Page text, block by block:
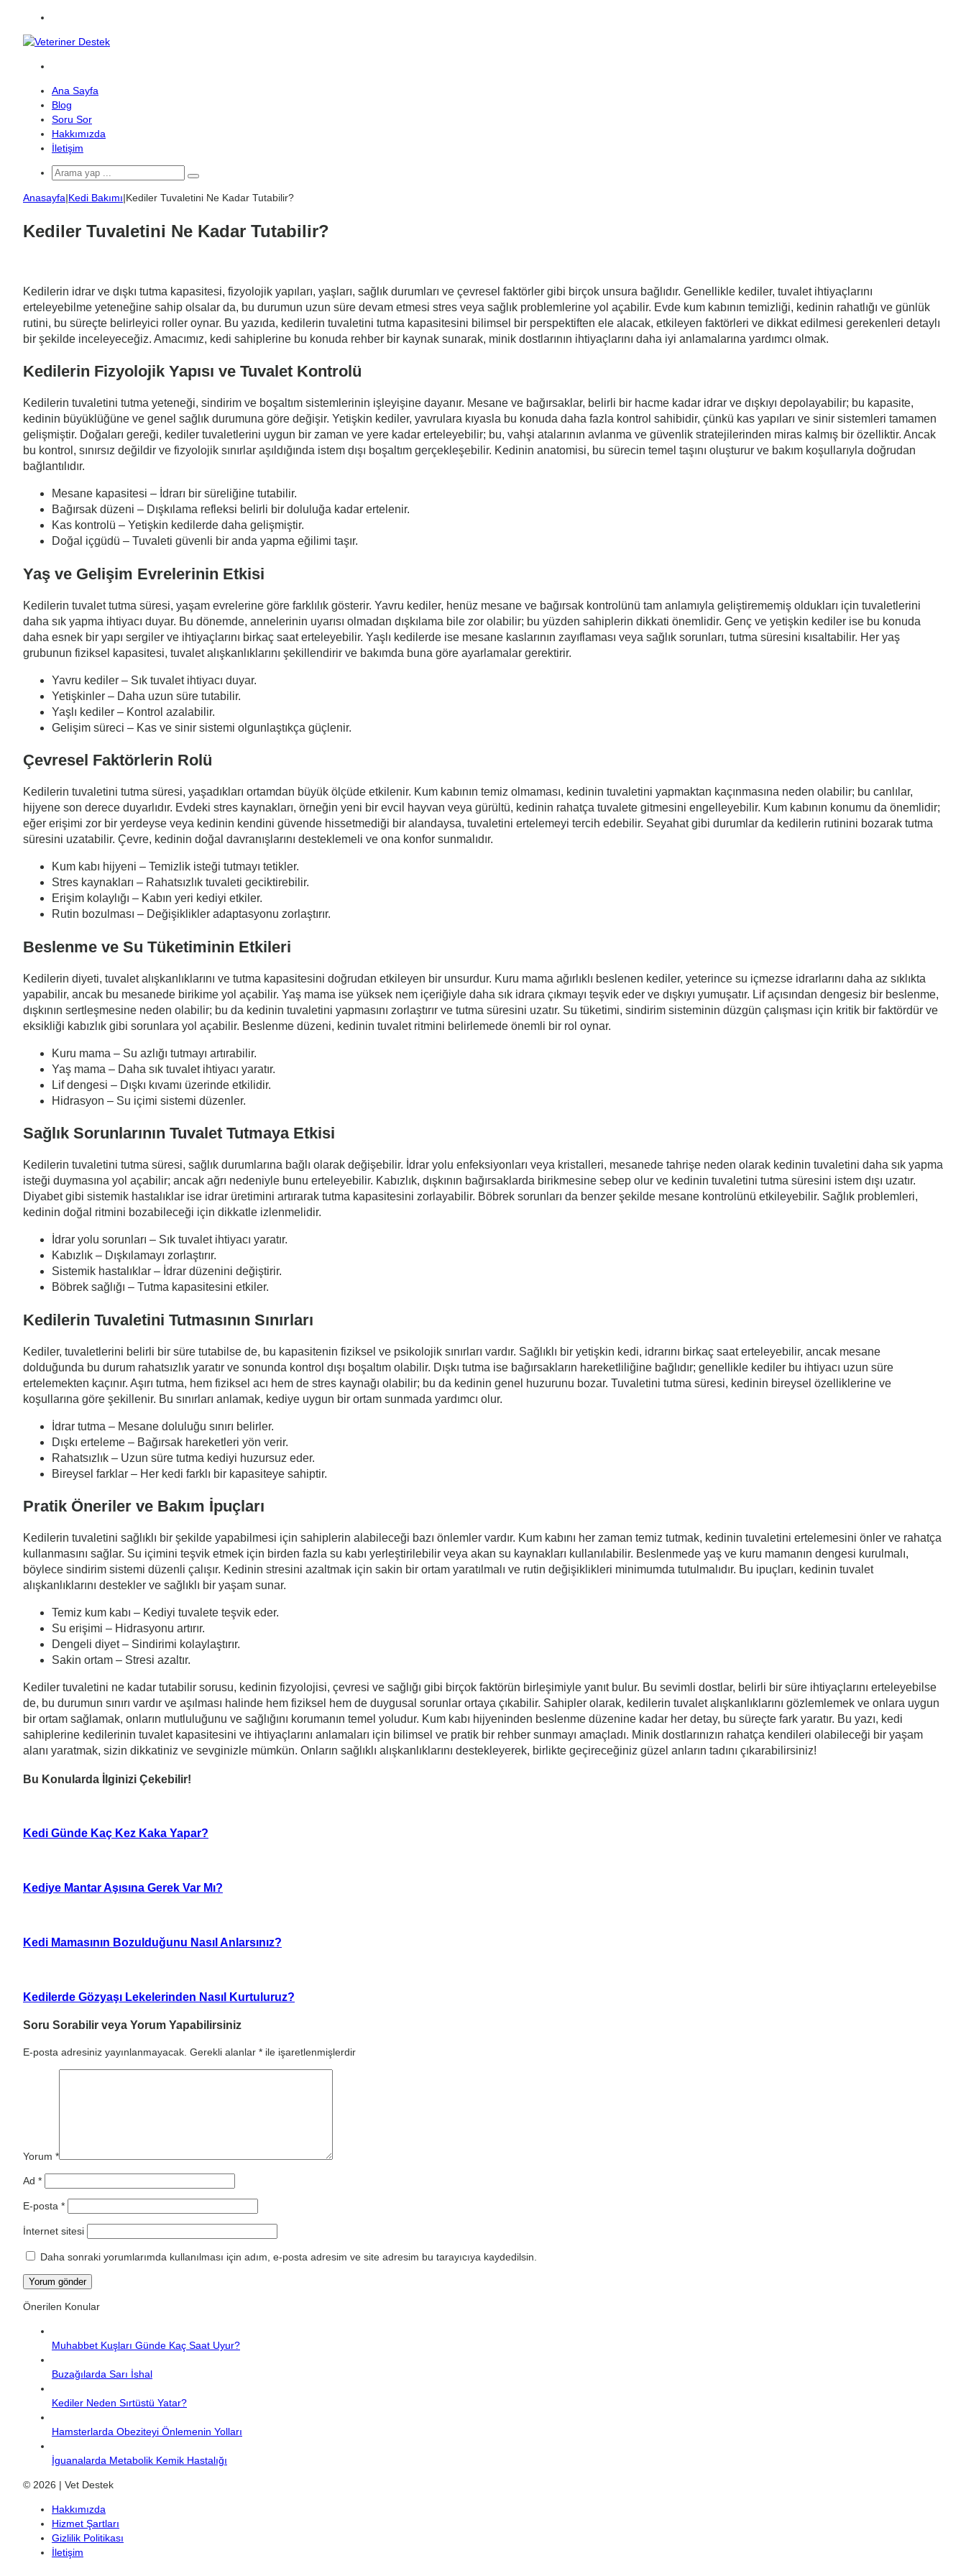
...
Ana Sayfa
Blog
Soru Sor
Hakkımızda
İletişim
Arama
yap
...
Anasayfa|Kedi Bakımı|Kediler Tuvaletini Ne Kadar Tutabilir?
Kediler Tuvaletini Ne Kadar Tutabilir?
Kedilerin idrar ve dışkı tutma kapasitesi, fizyolojik yapıları, yaşları, sağlık durumları ve çevresel faktörler gibi birçok unsura bağlıdır. Genellikle kediler, tuvalet ihtiyaçlarını
erteleyebilme yeteneğine sahip olsalar da, bu durumun uzun süre devam etmesi stres veya sağlık problemlerine yol açabilir. Evde kum kabının temizliği, kedinin rahatlığı ve günlük
rutini, bu süreçte belirleyici roller oynar. Bu yazıda, kedilerin tuvaletini tutma kapasitesini bilimsel bir perspektiften ele alacak, etkileyen faktörleri ve dikkat edilmesi gerekenleri detaylı
bir şekilde inceleyeceğiz. Amacımız, kedi sahiplerine bu konuda rehber bir kaynak sunarak, minik dostlarının ihtiyaçlarını daha iyi anlamalarına yardımcı olmak.
Kedilerin Fizyolojik Yapısı ve Tuvalet Kontrolü
Kedilerin tuvaletini tutma yeteneği, sindirim ve boşaltım sistemlerinin işleyişine dayanır. Mesane ve bağırsaklar, belirli bir hacme kadar idrar ve dışkıyı depolayabilir; bu kapasite,
kedinin büyüklüğüne ve genel sağlık durumuna göre değişir. Yetişkin kediler, yavrulara kıyasla bu konuda daha fazla kontrol sahibidir, çünkü kas yapıları ve sinir sistemleri tamamen
gelişmiştir. Doğaları gereği, kediler tuvaletlerini uygun bir zaman ve yere kadar erteleyebilir; bu, vahşi atalarının avlanma ve güvenlik stratejilerinden miras kalmış bir özelliktir. Ancak
bu kontrol, sınırsız değildir ve fizyolojik sınırlar aşıldığında istem dışı boşaltım gerçekleşebilir. Kedinin anatomisi, bu sürecin temel taşını oluşturur ve bakım koşullarıyla doğrudan
bağlantılıdır.
Mesane kapasitesi – İdrarı bir süreliğine tutabilir.
Bağırsak düzeni – Dışkılama refleksi belirli bir doluluğa kadar ertelenir.
Kas kontrolü – Yetişkin kedilerde daha gelişmiştir.
Doğal içgüdü – Tuvaleti güvenli bir anda yapma eğilimi taşır.
Yaş ve Gelişim Evrelerinin Etkisi
Kedilerin tuvalet tutma süresi, yaşam evrelerine göre farklılık gösterir. Yavru kediler, henüz mesane ve bağırsak kontrolünü tam anlamıyla geliştirememiş oldukları için tuvaletlerini
daha sık yapma ihtiyacı duyar. Bu dönemde, annelerinin uyarısı olmadan dışkılama bile zor olabilir; bu yüzden sahiplerin dikkati önemlidir. Genç ve yetişkin kediler ise bu konuda
daha esnek bir yapı sergiler ve ihtiyaçlarını birkaç saat erteleyebilir. Yaşlı kedilerde ise mesane kaslarının zayıflaması veya sağlık sorunları, tutma süresini kısaltabilir. Her yaş
grubunun fiziksel kapasitesi, tuvalet alışkanlıklarını şekillendirir ve bakımda buna göre ayarlamalar gerektirir.
Yavru kediler – Sık tuvalet ihtiyacı duyar.
Yetişkinler – Daha uzun süre tutabilir.
Yaşlı kediler – Kontrol azalabilir.
Gelişim süreci – Kas ve sinir sistemi olgunlaştıkça güçlenir.
Çevresel Faktörlerin Rolü
Kedilerin tuvaletini tutma süresi, yaşadıkları ortamdan büyük ölçüde etkilenir. Kum kabının temiz olmaması, kedinin tuvaletini yapmaktan kaçınmasına neden olabilir; bu canlılar,
hijyene son derece duyarlıdır. Evdeki stres kaynakları, örneğin yeni bir evcil hayvan veya gürültü, kedinin rahatça tuvalete gitmesini engelleyebilir. Kum kabının konumu da önemlidir;
eğer erişimi zor bir yerdeyse veya kedinin kendini güvende hissetmediği bir alandaysa, tuvaletini ertelemeyi tercih edebilir. Seyahat gibi durumlar da kedilerin rutinini bozarak tutma
süresini uzatabilir. Çevre, kedinin doğal davranışlarını desteklemeli ve ona konfor sunmalıdır.
Kum kabı hijyeni – Temizlik isteği tutmayı tetikler.
Stres kaynakları – Rahatsızlık tuvaleti geciktirebilir.
Erişim kolaylığı – Kabın yeri kediyi etkiler.
Rutin bozulması – Değişiklikler adaptasyonu zorlaştırır.
Beslenme ve Su Tüketiminin Etkileri
Kedilerin diyeti, tuvalet alışkanlıklarını ve tutma kapasitesini doğrudan etkileyen bir unsurdur. Kuru mama ağırlıklı beslenen kediler, yeterince su içmezse idrarlarını daha az sıklıkta
yapabilir, ancak bu mesanede birikime yol açabilir. Yaş mama ise yüksek nem içeriğiyle daha sık idrara çıkmayı teşvik eder ve dışkıyı yumuşatır. Lif açısından dengesiz bir beslenme,
dışkının sertleşmesine neden olabilir; bu da kedinin tuvaletini yapmasını zorlaştırır ve tutma süresini uzatır. Su tüketimi, sindirim sisteminin düzgün çalışması için kritik bir faktördür ve
eksikliği kabızlık gibi sorunlara yol açabilir. Beslenme düzeni, kedinin tuvalet ritmini belirlemede önemli bir rol oynar.
Kuru mama – Su azlığı tutmayı artırabilir.
Yaş mama – Daha sık tuvalet ihtiyacı yaratır.
Lif dengesi – Dışkı kıvamı üzerinde etkilidir.
Hidrasyon – Su içimi sistemi düzenler.
Sağlık Sorunlarının Tuvalet Tutmaya Etkisi
Kedilerin tuvaletini tutma süresi, sağlık durumlarına bağlı olarak değişebilir. İdrar yolu enfeksiyonları veya kristalleri, mesanede tahrişe neden olarak kedinin tuvaletini daha sık yapma
isteği duymasına yol açabilir; ancak ağrı nedeniyle bunu erteleyebilir. Kabızlık, dışkının bağırsaklarda birikmesine sebep olur ve kedinin tuvaletini tutma süresini istem dışı uzatır.
Diyabet gibi sistemik hastalıklar ise idrar üretimini artırarak tutma kapasitesini zorlayabilir. Böbrek sorunları da benzer şekilde mesane kontrolünü etkileyebilir. Sağlık problemleri,
kedinin doğal ritmini bozabileceği için dikkatle izlenmelidir.
İdrar yolu sorunları – Sık tuvalet ihtiyacı yaratır.
Kabızlık – Dışkılamayı zorlaştırır.
Sistemik hastalıklar – İdrar düzenini değiştirir.
Böbrek sağlığı – Tutma kapasitesini etkiler.
Kedilerin Tuvaletini Tutmasının Sınırları
Kediler, tuvaletlerini belirli bir süre tutabilse de, bu kapasitenin fiziksel ve psikolojik sınırları vardır. Sağlıklı bir yetişkin kedi, idrarını birkaç saat erteleyebilir, ancak mesane
dolduğunda bu durum rahatsızlık yaratır ve sonunda kontrol dışı boşaltım olabilir. Dışkı tutma ise bağırsakların hareketliliğine bağlıdır; genellikle kediler bu ihtiyacı uzun süre
ertelemekten kaçınır. Aşırı tutma, hem fiziksel acı hem de stres kaynağı olabilir; bu da kedinin genel huzurunu bozar. Tuvaletini tutma süresi, kedinin bireysel özelliklerine ve
koşullarına göre şekillenir. Bu sınırları anlamak, kediye uygun bir ortam sunmada yardımcı olur.
İdrar tutma – Mesane doluluğu sınırı belirler.
Dışkı erteleme – Bağırsak hareketleri yön verir.
Rahatsızlık – Uzun süre tutma kediyi huzursuz eder.
Bireysel farklar – Her kedi farklı bir kapasiteye sahiptir.
Pratik Öneriler ve Bakım İpuçları
Kedilerin tuvaletini sağlıklı bir şekilde yapabilmesi için sahiplerin alabileceği bazı önlemler vardır. Kum kabını her zaman temiz tutmak, kedinin tuvaletini ertelemesini önler ve rahatça
kullanmasını sağlar. Su içimini teşvik etmek için birden fazla su kabı yerleştirilebilir veya akan su kaynakları kullanılabilir. Beslenmede yaş ve kuru mamanın dengesi kurulmalı,
böylece sindirim sistemi düzenli çalışır. Kedinin stresini azaltmak için sakin bir ortam yaratılmalı ve rutin değişiklikleri minimumda tutulmalıdır. Bu ipuçları, kedinin tuvalet
alışkanlıklarını destekler ve sağlıklı bir yaşam sunar.
Temiz kum kabı – Kediyi tuvalete teşvik eder.
Su erişimi – Hidrasyonu artırır.
Dengeli diyet – Sindirimi kolaylaştırır.
Sakin ortam – Stresi azaltır.
Kediler tuvaletini ne kadar tutabilir sorusu, kedinin fizyolojisi, çevresi ve sağlığı gibi birçok faktörün birleşimiyle yanıt bulur. Bu sevimli dostlar, belirli bir süre ihtiyaçlarını erteleyebilse
de, bu durumun sınırı vardır ve aşılması halinde hem fiziksel hem de duygusal sorunlar ortaya çıkabilir. Sahipler olarak, kedilerin tuvalet alışkanlıklarını gözlemlemek ve onlara uygun
bir ortam sağlamak, onların mutluluğunu ve sağlığını korumanın temel yoludur. Kum kabı hijyeninden beslenme düzenine kadar her detay, bu süreçte fark yaratır. Bu yazı, kedi
sahiplerine kedilerinin tuvalet kapasitesini ve ihtiyaçlarını anlamaları için bilimsel ve pratik bir rehber sunmayı amaçladı. Minik dostlarınızın rahatça kendileri olabileceği bir yaşam
alanı yaratmak, sizin dikkatiniz ve sevginizle mümkün. Onların sağlıklı alışkanlıklarını destekleyerek, birlikte geçireceğiniz güzel anların tadını çıkarabilirsiniz!
Bu Konularda İlginizi Çekebilir!
Kedi Günde Kaç Kez Kaka Yapar?
Kediye Mantar Aşısına Gerek Var Mı?
Kedi Mamasının Bozulduğunu Nasıl Anlarsınız?
Kedilerde Gözyaşı Lekelerinden Nasıl Kurtuluruz?
Soru Sorabilir veya Yorum Yapabilirsiniz
E-posta adresiniz yayınlanmayacak. Gerekli alanlar * ile işaretlenmişlerdir
Yorum *
Ad *
E-posta *
İnternet sitesi
Daha sonraki yorumlarımda kullanılması için adım, e-posta adresim ve site adresim bu tarayıcıya kaydedilsin.
Önerilen Konular
Muhabbet Kuşları Günde Kaç Saat Uyur?
Buzağılarda Sarı İshal
Kediler Neden Sırtüstü Yatar?
Hamsterlarda Obeziteyi Önlemenin Yolları
İguanalarda Metabolik Kemik Hastalığı
© 2026 | Vet Destek
Hakkımızda
Hizmet Şartları
Gizlilik Politikası
İletişim